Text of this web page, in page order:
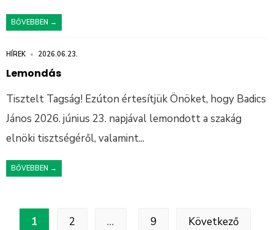
BŐVEBBEN →
HÍREK • 2026.06.23.
Lemondás
Tisztelt Tagság! Ezúton értesítjük Önöket, hogy Badics
János 2026. június 23. napjával lemondott a szakág
elnöki tisztségéről, valamint...
BŐVEBBEN →
1 2 … 9 Következő